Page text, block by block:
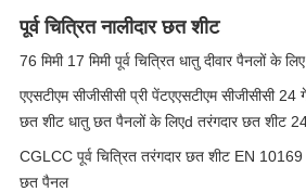
पूर्व चित्रित नालीदार छत शीट
76 मिमी 17 मिमी पूर्व चित्रित धातु दीवार पैनलों के
एएसटीएम सीजीसीसी प्री पेंटएएसटीएम सीजीसीसी
छत शीट धातु छत पैनलों के लिएd तरंगदार छत शीट
CGLCC पूर्व चित्रित तरंगदार छत शीट EN
छत पैनल